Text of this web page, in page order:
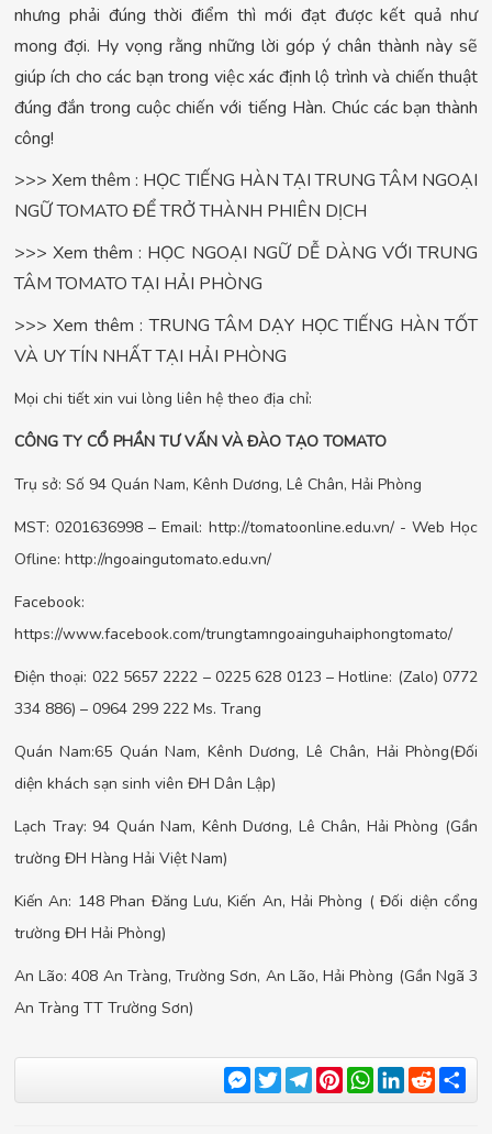
nhưng phải đúng thời điểm thì mới đạt được kết quả như
mong đợi. Hy vọng rằng những lời góp ý chân thành này sẽ
giúp ích cho các bạn trong việc xác định lộ trình và chiến thuật
đúng đắn trong cuộc chiến với tiếng Hàn. Chúc các bạn thành
công!
>>> Xem thêm : HỌC TIẾNG HÀN TẠI TRUNG TÂM NGOẠI
NGỮ TOMATO ĐỂ TRỞ THÀNH PHIÊN DỊCH
>>> Xem thêm : HỌC NGOẠI NGỮ DỄ DÀNG VỚI TRUNG
TÂM TOMATO TẠI HẢI PHÒNG
>>> Xem thêm : TRUNG TÂM DẠY HỌC TIẾNG HÀN TỐT
VÀ UY TÍN NHẤT TẠI HẢI PHÒNG
Mọi chi tiết xin vui lòng liên hệ theo địa chỉ:
CÔNG TY CỔ PHẦN TƯ VẤN VÀ ĐÀO TẠO TOMATO
Trụ sở: Số 94 Quán Nam, Kênh Dương, Lê Chân, Hải Phòng
MST: 0201636998 – Email: http://tomatoonline.edu.vn/ - Web Học
Ofline: http://ngoaingutomato.edu.vn/
Facebook:
https://www.facebook.com/trungtamngoainguhaiphongtomato/
Điện thoại: 022 5657 2222 – 0225 628 0123 – Hotline: (Zalo) 0772
334 886) – 0964 299 222 Ms. Trang
Quán Nam:65 Quán Nam, Kênh Dương, Lê Chân, Hải Phòng(Đối
diện khách sạn sinh viên ĐH Dân Lập)
Lạch Tray: 94 Quán Nam, Kênh Dương, Lê Chân, Hải Phòng (Gần
trường ĐH Hàng Hải Việt Nam)
Kiến An: 148 Phan Đăng Lưu, Kiến An, Hải Phòng ( Đối diện cổng
trường ĐH Hải Phòng)
An Lão: 408 An Tràng, Trường Sơn, An Lão, Hải Phòng (Gần Ngã 3
An Tràng TT Trường Sơn)
Messenger
TwitterTelegram
Pinterest
WhatsApp
LinkedIn
Reddit